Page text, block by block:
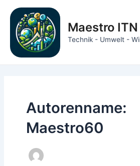
Inhalt
springen
Maestro ITN
Technik - Umwelt -
Autorenname:
Maestro60